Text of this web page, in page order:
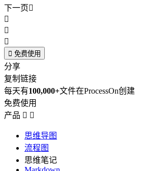
下一页



 免费使用
分享
复制链接
每天有100,000+文件在ProcessOn创建
免费使用
产品  
思维导图
流程图
思维笔记